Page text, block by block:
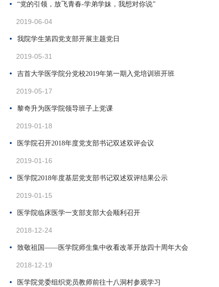
“党的引领，放飞青春-学弟学妹，我想对你说”
2019-06-04
我院学生第四党支部开展主题党日
2019-05-31
吉首大学医学院分党校2019年第一期入党培训班开班
2019-05-17
黎奇升为医学院领导班子上党课
2019-01-18
医学院召开2018年度党支部书记双述双评会议
2019-01-16
医学院2018年度基层党支部书记双述双评结果公示
2019-01-15
医学院临床医学一支部支部大会顺利召开
2018-12-24
致敬祖国——医学院师生集中收看改革开放四十周年大会
2018-12-19
医学院党委组织党员教师前往十八洞村参观学习